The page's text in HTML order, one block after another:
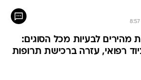
מהירים לבעיות מכל הסוגים:
רפואי, עזרה ברכישת תרופות